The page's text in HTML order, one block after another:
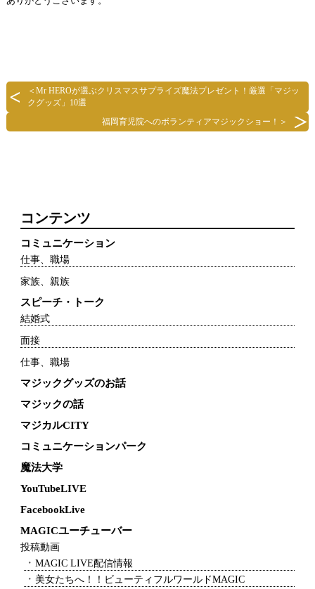
＜ Mr HEROが選ぶクリスマスサプライズ魔法プレゼント！厳選「マジッ
クグッズ」10選
福岡育児院へのボランティアマジックショー！ ＞
コンテンツ
コミュニケーション
仕事、職場
家族、親族
スピーチ・トーク
結婚式
面接
仕事、職場
マジックグッズのお話
マジックの話
マジカルCITY
コミュニケーションパーク
魔法大学
YouTubeLIVE
FacebookLive
MAGICユーチューバー
投稿動画
MAGIC LIVE配信情報
美女たちへ！！ビューティフルワールドMAGIC